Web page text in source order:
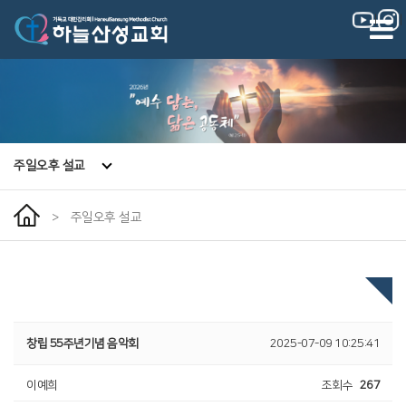
|
주일오후 설교
> 주일오후 설교
창립 55주년기념 음악회 2025-07-09 10:25:41
이예희 조회수 267